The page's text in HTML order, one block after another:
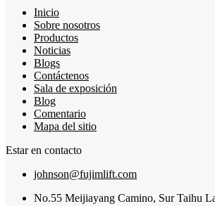
Inicio
Sobre nosotros
Productos
Noticias
Blogs
Contáctenos
Sala de exposición
Blog
Comentario
Mapa del sitio
Estar en contacto
johnson@fujimlift.com
No.55 Meijiayang Camino, Sur Taihu